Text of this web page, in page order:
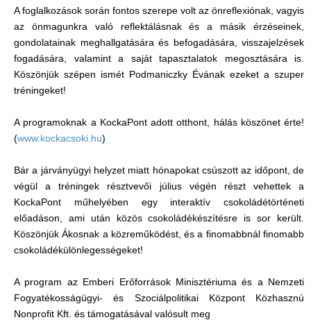
A foglalkozások során fontos szerepe volt az önreflexiónak, vagyis
az önmagunkra való reflektálásnak és a másik érzéseinek,
gondolatainak meghallgatására és befogadására, visszajelzések
fogadására, valamint a saját tapasztalatok megosztására is.
Köszönjük szépen ismét Podmaniczky Évának ezeket a szuper
tréningeket!
A programoknak a KockaPont adott otthont, hálás köszönet érte!
(www.kockacsoki.hu)
Bár a járványügyi helyzet miatt hónapokat csúszott az időpont, de
végül a tréningek résztvevői július végén részt vehettek a
KockaPont műhelyében egy interaktív csokoládétörténeti
előadáson, ami után közös csokoládékészítésre is sor került.
Köszönjük Ákosnak a közreműködést, és a finomabbnál finomabb
csokoládékülönlegességeket!
A program az Emberi Erőforrások Minisztériuma és a Nemzeti
Fogyatékosságügyi- és Szociálpolitikai Központ Közhasznú
Nonprofit Kft. és támogatásával valósult meg